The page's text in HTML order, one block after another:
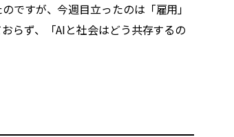
ですが、今週目立ったのは「雇用」
らず、「AIと社会はどう共存するの